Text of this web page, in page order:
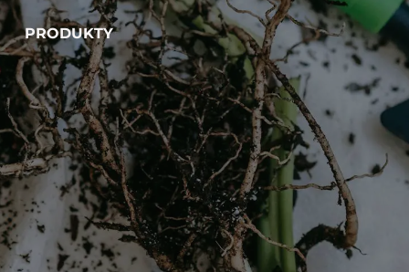
PRODUKTY